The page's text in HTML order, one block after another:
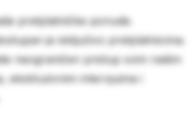
pretplatničke ponude.
je isključivo pretplatnicima.
neograničen pristup svim našim
ekskluzivnim intervjuima i